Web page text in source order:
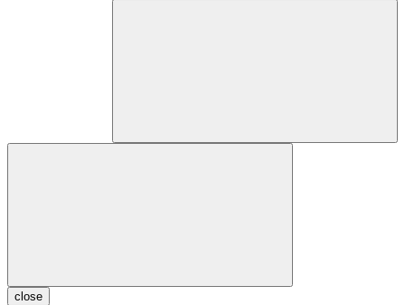
close